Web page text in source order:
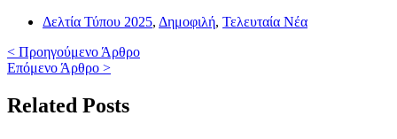
Δελτία Τύπου 2025, Δημοφιλή, Τελευταία Νέα
< Προηγούμενο Άρθρο
Επόμενο Άρθρο >
Related Posts